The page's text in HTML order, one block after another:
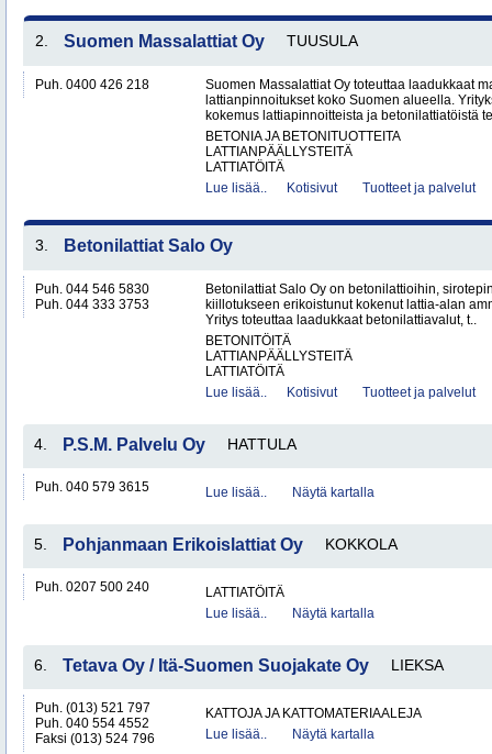
2. Suomen Massalattiat Oy TUUSULA
Puh. 0400 426 218
Suomen Massalattiat Oy toteuttaa laadukkaat
lattianpinnoitukset koko Suomen alueella.
kokemus lattiapinnoitteista ja betonilattiatöistä
BETONIA JA BETONITUOTTEITA
LATTIANPÄÄLLYSTEITÄ
LATTIATÖITÄ
Lue lisää..
Kotisivut Tuotteet ja palvelut
3. Betonilattiat Salo Oy
Puh. 044 546 5830
Puh. 044 333 3753
Betonilattiat Salo Oy on betonilattioihin,
kiillotukseen erikoistunut kokenut lattia-alan
Yritys toteuttaa laadukkaat betonilattiavalut, t..
BETONITÖITÄ
LATTIANPÄÄLLYSTEITÄ
LATTIATÖITÄ
Lue lisää..
Kotisivut Tuotteet ja palvelut
4. P.S.M. Palvelu Oy HATTULA
Puh. 040 579 3615 Lue lisää.. Näytä kartalla
5. Pohjanmaan Erikoislattiat Oy KOKKOLA
Puh. 0207 500 240
LATTIATÖITÄ
Lue lisää..
Näytä kartalla
6. Tetava Oy / Itä-Suomen Suojakate Oy LIEKSA
Puh. (013) 521 797
Puh. 040 554 4552
Faksi (013) 524 796
KATTOJA JA KATTOMATERIAALEJA
Lue lisää..
Näytä kartalla